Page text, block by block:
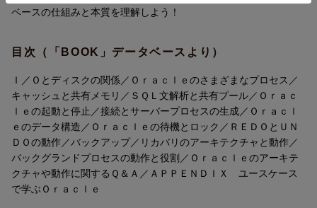
第1章 I/Oとディスクの関係
第4章 SQL文解析と共有プール
第5章 Oracleの起動と停止
第6章 接続とサーバープロセスの生成
第7章 Oracleのデータ構造
第8章 Oracleの待機とロック
第9章 REDOとUNDOの動作
第10章 バックアップ／リカバリのアーキテクチャと動作
第11章 バックグラウンドプロセスの動作と役割
第12章 Oracleのアーキテクチャや動作に関するQ＆A
ベースの仕組みと本質を理解しよう！
目次（「BOOK」データベースより）
Ｉ／Ｏとディスクの関係／Ｏｒａｃｌｅのさまざまなプロセス／
キャッシュと共有メモリ／ＳＱＬ文解析と共有プール／Ｏｒａｃ
ｌｅの起動と停止／接続とサーバープロセスの生成／Ｏｒａｃｌ
ｅのデータ構造／Ｏｒａｃｌｅの待機とロック／ＲＥＤＯとＵＮ
ＤＯの動作／バックアップ／リカバリのアーキテクチャと動作／
バックグランドプロセスの動作と役割／Ｏｒａｃｌｅのアーキテ
クチャや動作に関するＱ＆Ａ／ＡＰＰＥＮＤＩＸ ユースケース
で学ぶＯｒａｃｌｅ